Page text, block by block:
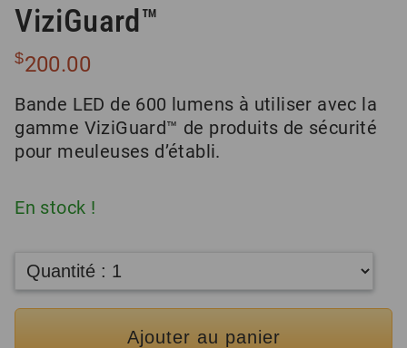
ViziGuard™
$200.00
Bande LED de 600 lumens à utiliser avec la
gamme ViziGuard™ de produits de sécurité
pour meuleuses d’établi.
En stock !
Ajouter au panier